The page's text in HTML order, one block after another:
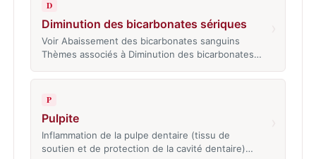
D
Diminution des bicarbonates sériques
Voir Abaissement des bicarbonates sanguins
Thèmes associés à Diminution des bicarbonates…
P
Pulpite
Inflammation de la pulpe dentaire (tissu de
soutien et de protection de la cavité dentaire)…